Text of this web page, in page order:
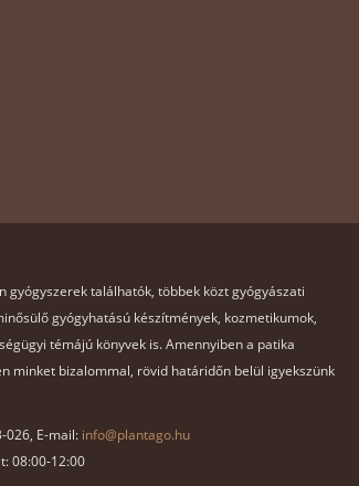
találhatók, többek közt gyógyászati
gyógyhatású készítmények, kozmetikumok,
témájú könyvek is. Amennyiben a patika
minket bizalommal, rövid határidőn belül igyekszünk
026, E-mail: info@plantago.hu
08:00-12:00